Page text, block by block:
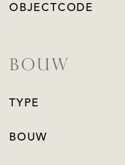
OBJECTCODE
BOUW
TYPE
BOUW